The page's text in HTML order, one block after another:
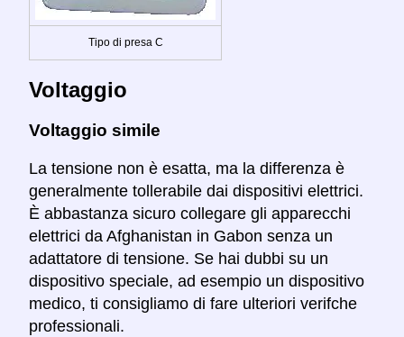
Tipo di presa C
Voltaggio
Voltaggio simile
La tensione non è esatta, ma la differenza è
generalmente tollerabile dai dispositivi elettrici.
È abbastanza sicuro collegare gli apparecchi
elettrici da Afghanistan in Gabon senza un
adattatore di tensione. Se hai dubbi su un
dispositivo speciale, ad esempio un dispositivo
medico, ti consigliamo di fare ulteriori verifche
professionali.